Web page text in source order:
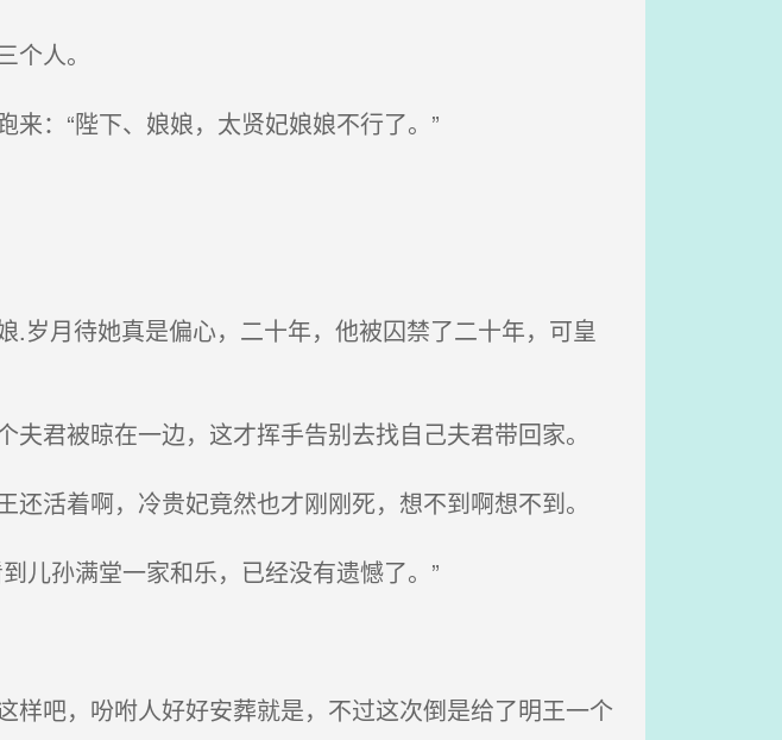
人。
：“陛下、娘娘，太贤妃娘娘不行了。”
月待她真是偏心，二十年，他被囚禁了二十年，可皇
君被晾在一边，这才挥手告别去找自己夫君带回家。
活着啊，冷贵妃竟然也才刚刚死，想不到啊想不到。
儿孙满堂一家和乐，已经没有遗憾了。”
吧，吩咐人好好安葬就是，不过这次倒是给了明王一个